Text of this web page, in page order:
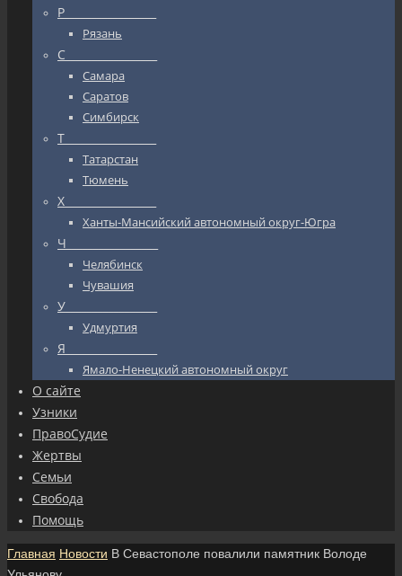
Р_________________
Рязань
С_________________
Самара
Саратов
Симбирск
Т_________________
Татарстан
Тюмень
Х_________________
Ханты-Мансийский автономный округ-Югра
Ч_________________
Челябинск
Чувашия
У_________________
Удмуртия
Я_________________
Ямало-Ненецкий автономный округ
О сайте
Узники
ПравоСудие
Жертвы
Семьи
Свобода
Помощь
Главная Новости В Севастополе повалили памятник Володе